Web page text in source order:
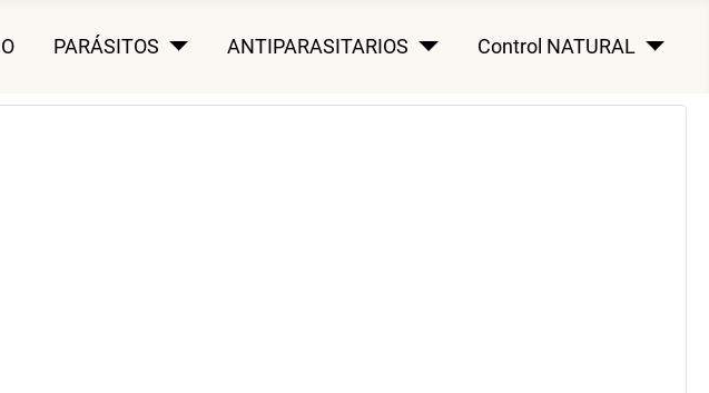
PARÁSITOS ANTIPARASITARIOS Control NATURAL